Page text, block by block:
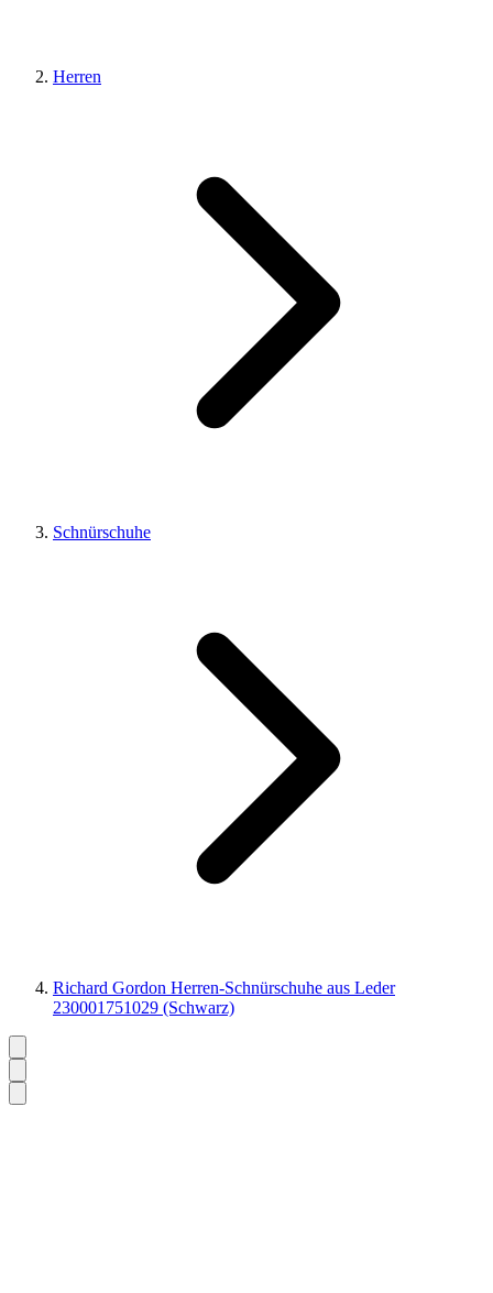
Herren
Schnürschuhe
Richard Gordon Herren-Schnürschuhe aus Leder
230001751029 (Schwarz)